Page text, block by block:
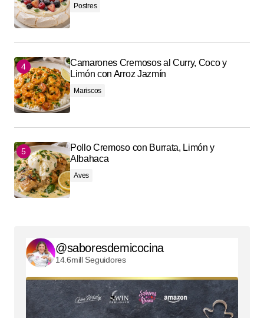
Postres
Camarones Cremosos al Curry, Coco y
Limón con Arroz Jazmín
Mariscos
Pollo Cremoso con Burrata, Limón y
Albahaca
Aves
@saboresdemicocina
14.6mill Seguidores